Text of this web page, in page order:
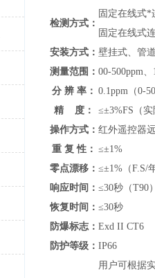
检测方式：
固定在线式*
固定在线式
安装方式： 壁挂式、管道
测量范围： 00-500ppm
分 辨 率： 0.1ppm（0-
精 度：
≤±3%FS（
操作方式： 红外遥控器
重 复 性： ≤±1%
零点漂移： ≤±1%（F.S/
响应时间： ≤30秒（T90）
恢复时间： ≤30秒
防爆标志： Exd II CT6
防护等级： IP66
用户可根据